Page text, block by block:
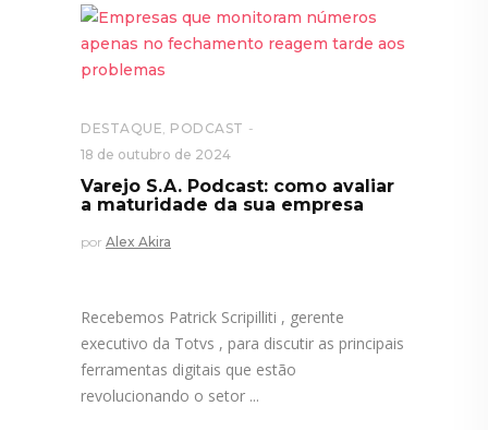
DESTAQUE PODCAST
18 de outubro de 2024
Varejo S.A. Podcast: como avaliar
a maturidade da sua empresa
por Alex Akira
Recebemos Patrick Scripilliti , gerente
executivo da Totvs , para discutir as principais
ferramentas digitais que estão
revolucionando o setor